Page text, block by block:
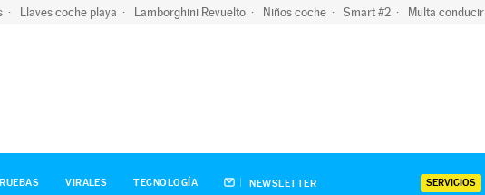
Llaves coche playa Lamborghini Revuelto Niños coche Smart #2 Multa conducir
VIRALES TECNOLOGÍA NEWSLETTER SERVICIOS